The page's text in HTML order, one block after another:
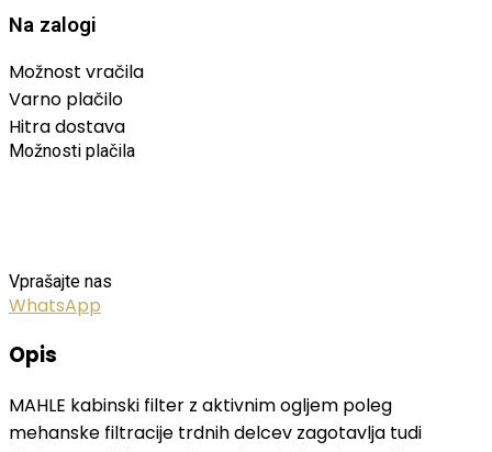
Na zalogi
Možnost vračila
Varno plačilo
Hitra dostava
Možnosti plačila
Vprašajte nas
WhatsApp
Opis
MAHLE kabinski filter z aktivnim ogljem poleg
mehanske filtracije trdnih delcev zagotavlja tudi